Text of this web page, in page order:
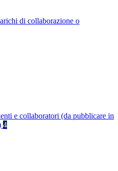
di collaborazione o
e collaboratori (da pubblicare in
4